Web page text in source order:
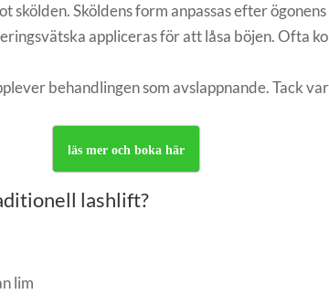
Sköldens form anpassas efter
appliceras för att låsa böjen. Ofta
behandlingen som avslappnande. Tack
läs mer och boka här
lashlift?
lim